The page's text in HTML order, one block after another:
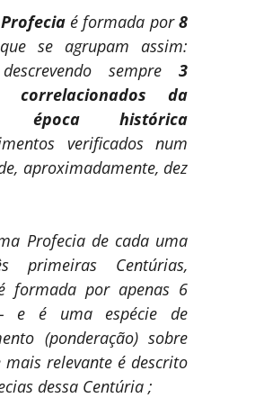
é formada por8
que se agrupam assim:
sempre 3
correlacionados da
época histórica
verificados num
aproximadamente, dez
Profecia de cada uma
primeiras Centúrias,
formada por apenas 6
e é uma espécie de
(ponderação) sobre
mais relevante é descrito
dessa Centúria ;